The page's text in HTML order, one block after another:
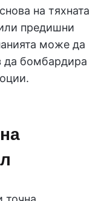
на тяхната
предишни
може да
да бомбардира